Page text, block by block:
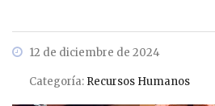
12 de diciembre de 2024
Categoría: Recursos Humanos